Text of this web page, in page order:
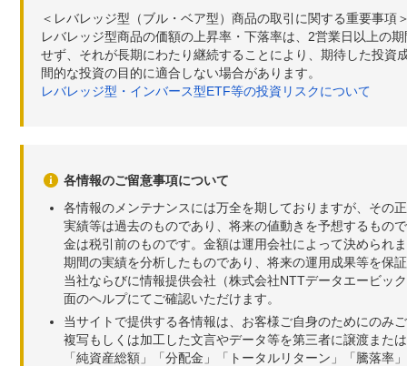
＜レバレッジ型（ブル・ベア型）商品の取引に関する重要事項
レバレッジ型商品の価額の上昇率・下落率は、2営業日以上の
せず、それが長期にわたり継続することにより、期待した投
間的な投資の目的に適合しない場合があります。
レバレッジ型・インバース型ETF等の投資リスクについて
各情報のご留意事項について
各情報のメンテナンスには万全を期しておりますが、その
実績等は過去のものであり、将来の値動きを予想するもの
金は税引前のものです。金額は運用会社によって決められ
期間の実績を分析したものであり、将来の運用成果等を保
当社ならびに情報提供会社（株式会社NTTデータエービッ
面のヘルプにてご確認いただけます。
当サイトで提供する各情報は、お客様ご自身のためにのみ
複写もしくは加工した文言やデータ等を第三者に譲渡また
「純資産総額」「分配金」「トータルリターン」「騰落